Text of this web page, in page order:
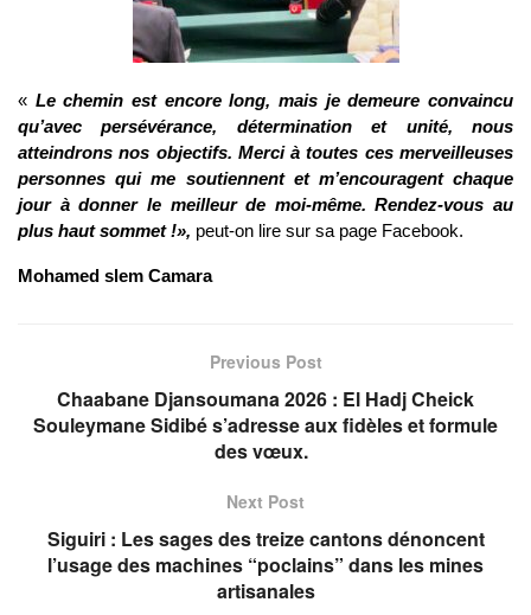
« Le chemin est encore long, mais je demeure convaincu
qu’avec persévérance, détermination et unité, nous
atteindrons nos objectifs. Merci à toutes ces merveilleuses
personnes qui me soutiennent et m’encouragent chaque
jour à donner le meilleur de moi-même. Rendez-vous au
plus haut sommet !», peut-on lire sur sa page Facebook.
Mohamed slem Camara
Previous Post
Chaabane Djansoumana 2026 : El Hadj Cheick
Souleymane Sidibé s’adresse aux fidèles et formule
des vœux.
Next Post
Siguiri : Les sages des treize cantons dénoncent
l’usage des machines “poclains” dans les mines
artisanales